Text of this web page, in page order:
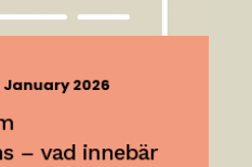
January 2026
– vad innebär